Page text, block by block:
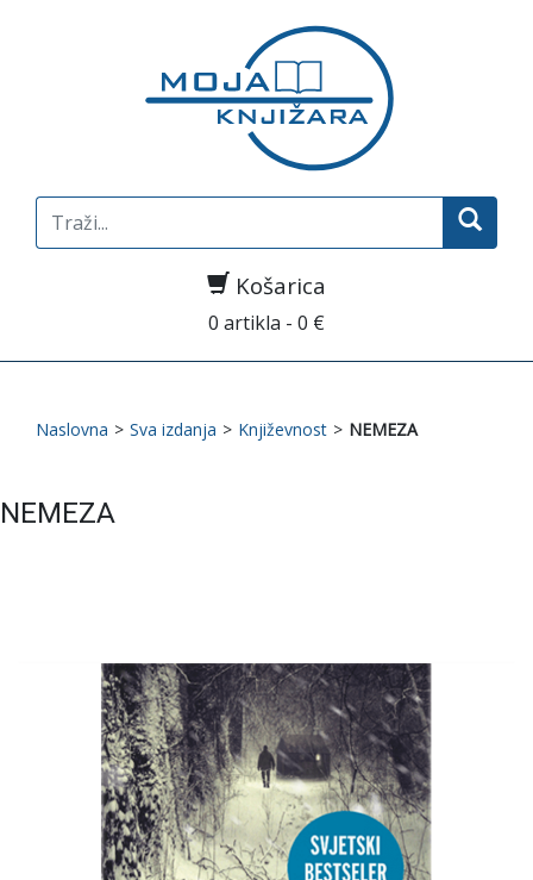
Search
for:
Košarica
0 artikla - 0 €
Naslovna > Sva izdanja > Književnost > NEMEZA
NEMEZA